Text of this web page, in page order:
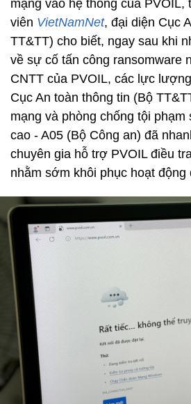
mạng vào hệ thống của PVOIL,
viên VietNamNet, đại diện Cục
TT&TT) cho biết, ngay sau khi
về sự cố tấn công ransomware
CNTT của PVOIL, các lực
Cục An toàn thông tin (Bộ
mạng và phòng chống tội
cao - A05 (Bộ Công an) đã
chuyên gia hỗ trợ PVOIL điều
nhằm sớm khôi phục hoạt động